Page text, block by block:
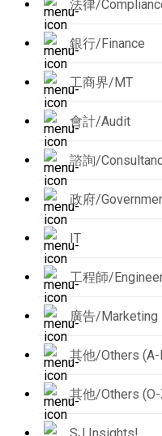
法律/
銀行/Finance
工商界/MT
會計/Audit
諮詢/
政府/
IT
工程師/
廣告/Marketing
其他/Others (A-
其他/Others